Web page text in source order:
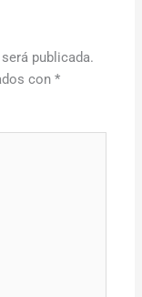
publicada.
con*